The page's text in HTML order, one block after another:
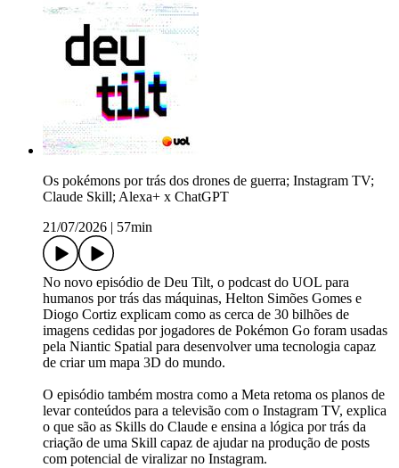
Os pokémons por trás dos drones de guerra; Instagram TV;
Claude Skill; Alexa+ x ChatGPT
21/07/2026
57min
No novo episódio de Deu Tilt, o podcast do UOL para
humanos por trás das máquinas, Helton Simões Gomes e
Diogo Cortiz explicam como as cerca de 30 bilhões de
imagens cedidas por jogadores de Pokémon Go foram usadas
pela Niantic Spatial para desenvolver uma tecnologia capaz
de criar um mapa 3D do mundo.
O episódio também mostra como a Meta retoma os planos de
levar conteúdos para a televisão com o Instagram TV, explica
o que são as Skills do Claude e ensina a lógica por trás da
criação de uma Skill capaz de ajudar na produção de posts
com potencial de viralizar no Instagram.